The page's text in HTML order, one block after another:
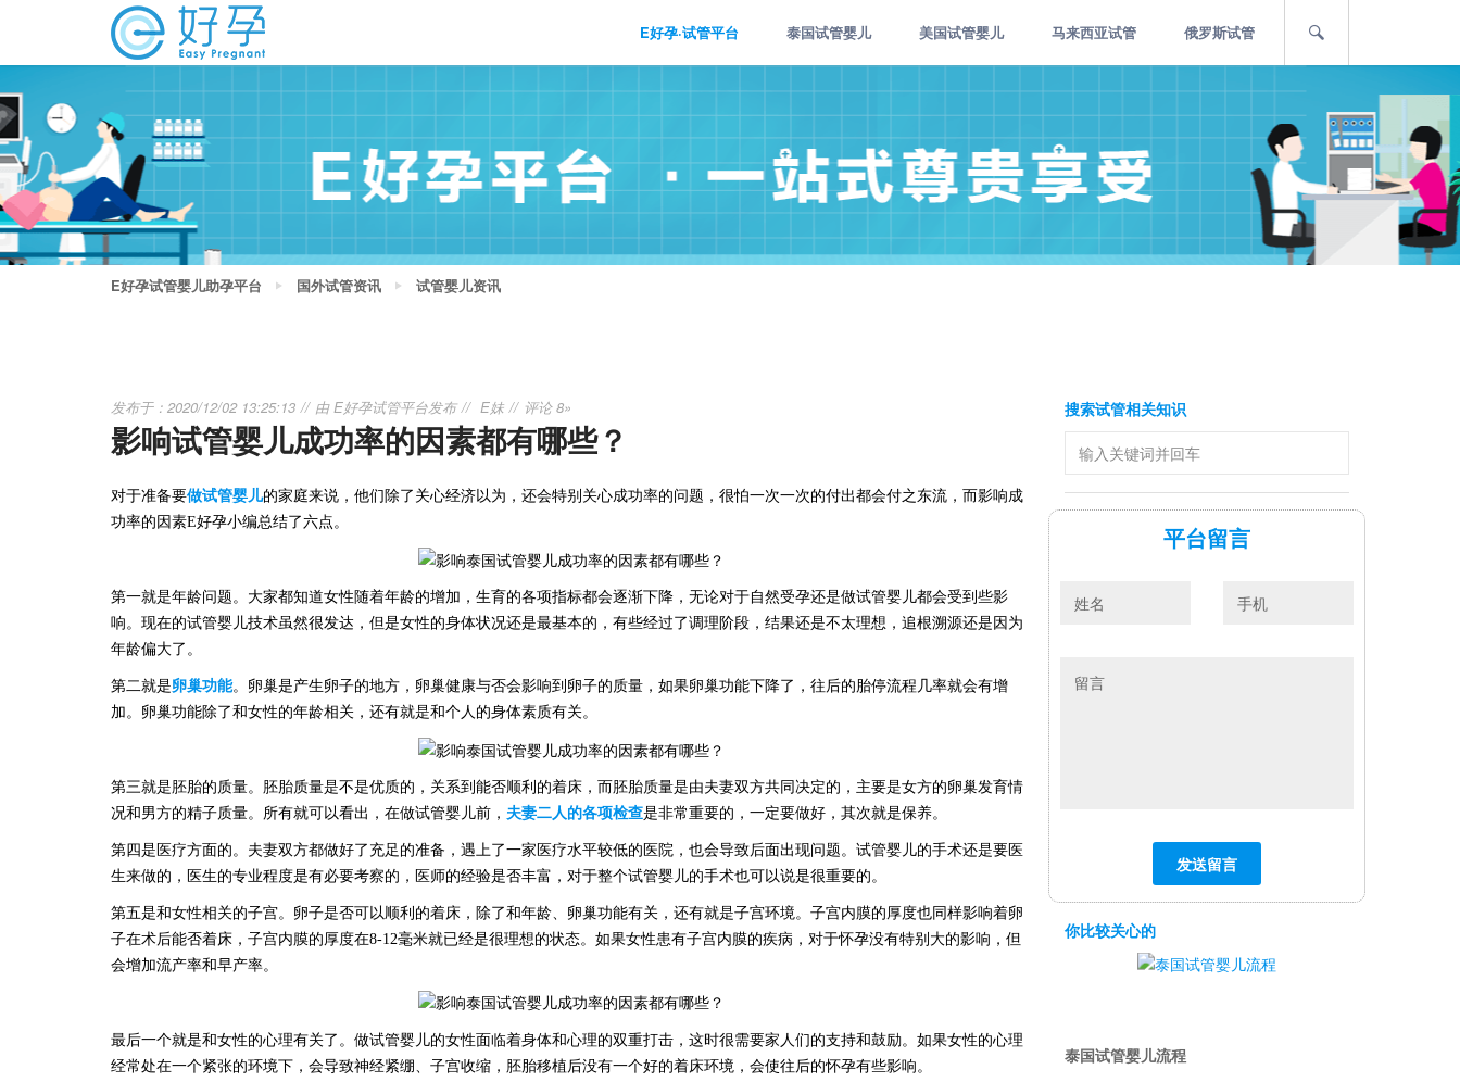
E好孕·试管平台 泰国试管婴儿 美国试管婴儿 马来西亚试管 俄罗斯试管
E好孕试管婴儿助孕平台 国外试管资讯 试管婴儿资讯
发布于：2020/12/02 13:25:13 由E好孕试管平台发布 E妹 评论 8»
影响试管婴儿成功率的因素都有哪些？
对于准备要做试管婴儿的家庭来说，他们除了关心经济以为，还会特别关心成功率的问题，很怕一次一次的付出都会付之东流，而影响成
功率的因素E好孕小编总结了六点。
第一就是年龄问题。大家都知道女性随着年龄的增加，生育的各项指标都会逐渐下降，无论对于自然受孕还是做试管婴儿都会受到些影
响。现在的试管婴儿技术虽然很发达，但是女性的身体状况还是最基本的，有些经过了调理阶段，结果还是不太理想，追根溯源还是因为
年龄偏大了。
第二就是卵巢功能。卵巢是产生卵子的地方，卵巢健康与否会影响到卵子的质量，如果卵巢功能下降了，往后的胎停流程几率就会有增
加。卵巢功能除了和女性的年龄相关，还有就是和个人的身体素质有关。
第三就是胚胎的质量。胚胎质量是不是优质的，关系到能否顺利的着床，而胚胎质量是由夫妻双方共同决定的，主要是女方的卵巢发育情
况和男方的精子质量。所有就可以看出，在做试管婴儿前， 夫妻二人的各项检查是非常重要的，一定要做好，其次就是保养。
第四是医疗方面的。夫妻双方都做好了充足的准备，遇上了一家医疗水平较低的医院，也会导致后面出现问题。试管婴儿的手术还是要医
生来做的，医生的专业程度是有必要考察的，医师的经验是否丰富，对于整个试管婴儿的手术也可以说是很重要的。
第五是和女性相关的子宫。卵子是否可以顺利的着床，除了和年龄、卵巢功能有关，还有就是子宫环境。子宫内膜的厚度也同样影响着卵
子在术后能否着床，子宫内膜的厚度在8-12毫米就已经是很理想的状态。如果女性患有子宫内膜的疾病，对于怀孕没有特别大的影响，但
会增加流产率和早产率。
最后一个就是和女性的心理有关了。做试管婴儿的女性面临着身体和心理的双重打击，这时很需要家人们的支持和鼓励。如果女性的心理
经常处在一个紧张的环境下，会导致神经紧绷、子宫收缩，胚胎移植后没有一个好的着床环境，会使往后的怀孕有些影响。
搜索试管相关知识
平台留言
你比较关心的
泰国试管婴儿流程